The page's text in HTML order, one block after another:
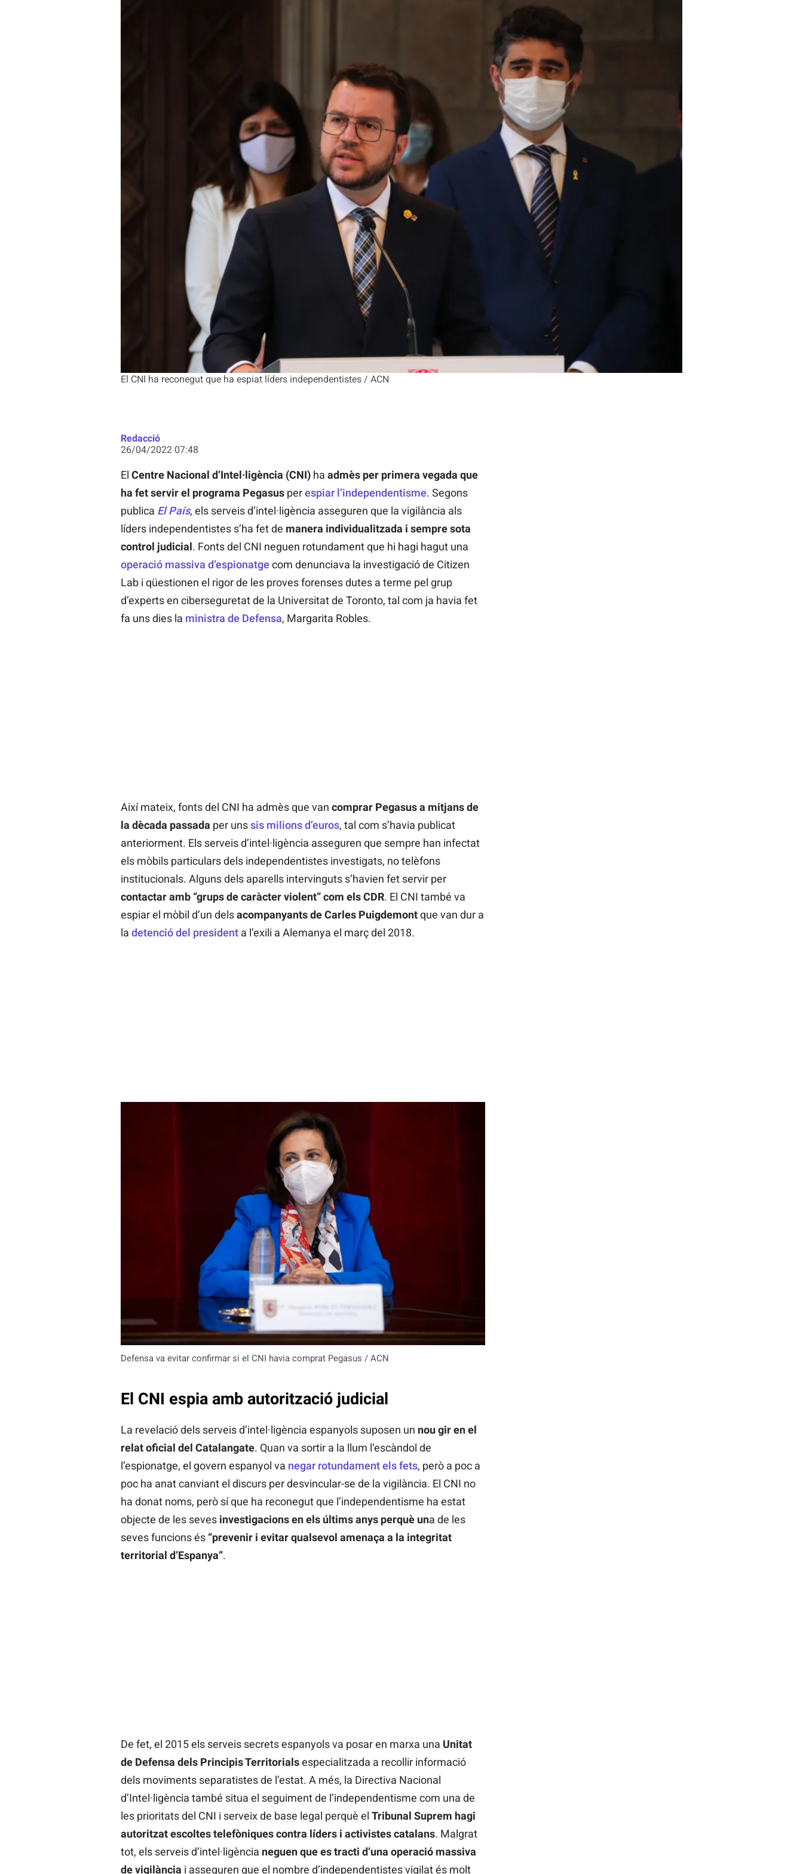
El CNI ha reconegut que ha espiat líders independentistes / ACN
Redacció
26/04/2022 07:48
El Centre Nacional d’Intel·ligència (CNI)ha admès per primera vegada que
ha fet servir el programa Pegasusperespiar l’independentisme. Segons
publica El País, els serveis d’intel·ligència asseguren que la vigilància als
líders independentistes s’ha fet de manera individualitzada i sempre sota
control judicial. Fonts del CNI neguen rotundament que hi hagi hagut una
operació massiva d’espionatge com denunciava la investigació de Citizen
Lab i qüestionen el rigor de les proves forenses dutes a terme pel grup
d’experts en ciberseguretat de la Universitat de Toronto, tal com ja havia fet
fa uns dies la ministra de Defensa, Margarita Robles.
Així mateix, fonts del CNI ha admès que van comprar Pegasus a mitjans de
la dècada passada per unssis milions d’euros, tal com s’havia publicat
anteriorment. Els serveis d’intel·ligència asseguren que sempre han infectat
els mòbils particulars dels independentistes investigats, no telèfons
institucionals. Alguns dels aparells intervinguts s’havien fet servir per
contactar amb “grups de caràcter violent” com els CDR. El CNI també va
espiar el mòbil d’un delsacompanyants de Carles Puigdemontque van dur a
la detenció del presidenta l’exili a Alemanya el març del 2018.
Defensa va evitar confirmar si el CNI havia comprat Pegasus / ACN
El CNI espia amb autorització judicial
La revelació dels serveis d’intel·ligència espanyols suposen un nou gir en el
relat oficial del Catalangate. Quan va sortir a la llum l’escàndol de
l’espionatge, el govern espanyol va negar rotundament els fets, però a poc a
poc ha anat canviant el discurs per desvincular-se de la vigilància. El CNI no
ha donat noms, però sí que ha reconegut que l’independentisme ha estat
objecte de les seves investigacions en els últims anys perquè una de les
seves funcions és “prevenir i evitar qualsevol amenaça a la integritat
territorial d’Espanya”.
De fet, el 2015 els serveis secrets espanyols va posar en marxa una Unitat
de Defensa dels Principis Territorialsespecialitzada a recollir informació
dels moviments separatistes de l’estat. A més, la Directiva Nacional
d’Intel·ligència també situa el seguiment de l’independentisme com una de
les prioritats del CNI i serveix de base legal perquè el Tribunal Suprem hagi
autoritzat escoltes telefòniques contra líders i activistes catalans. Malgrat
tot, els serveis d’intel·ligència neguen que es tracti d’una operació massiva
de vigilància i asseguren que el nombre d’independentistes vigilat és molt